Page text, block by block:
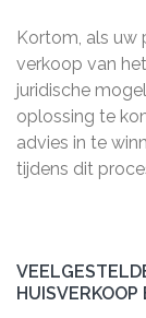
Kortom, als uw
verkoop van
juridische
oplossing te
advies in te
tijdens dit